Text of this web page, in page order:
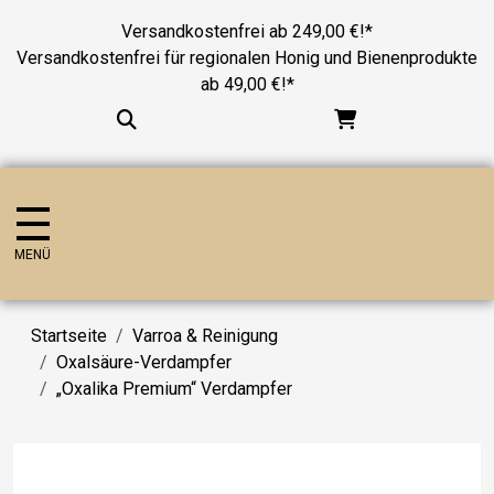
Versandkostenfrei ab 249,00 €!*
Versandkostenfrei für regionalen Honig und Bienenprodukte
ab 49,00 €!*
MENÜ
Startseite
Varroa & Reinigung
Oxalsäure-Verdampfer
„Oxalika Premium“ Verdampfer